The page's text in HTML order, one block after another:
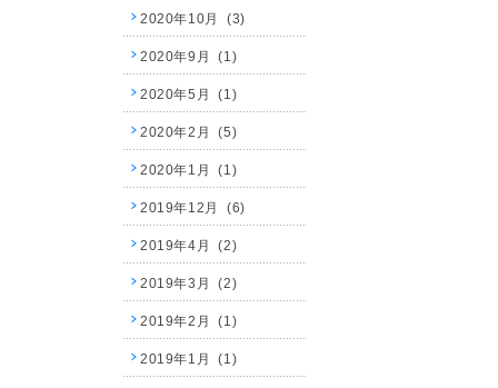
2020年10月 (3)
2020年9月 (1)
2020年5月 (1)
2020年2月 (5)
2020年1月 (1)
2019年12月 (6)
2019年4月 (2)
2019年3月 (2)
2019年2月 (1)
2019年1月 (1)